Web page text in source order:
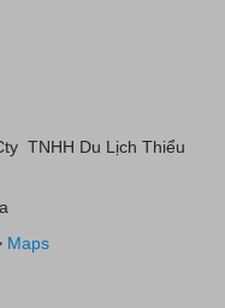
TNHH Du Lịch Thiểu
Maps